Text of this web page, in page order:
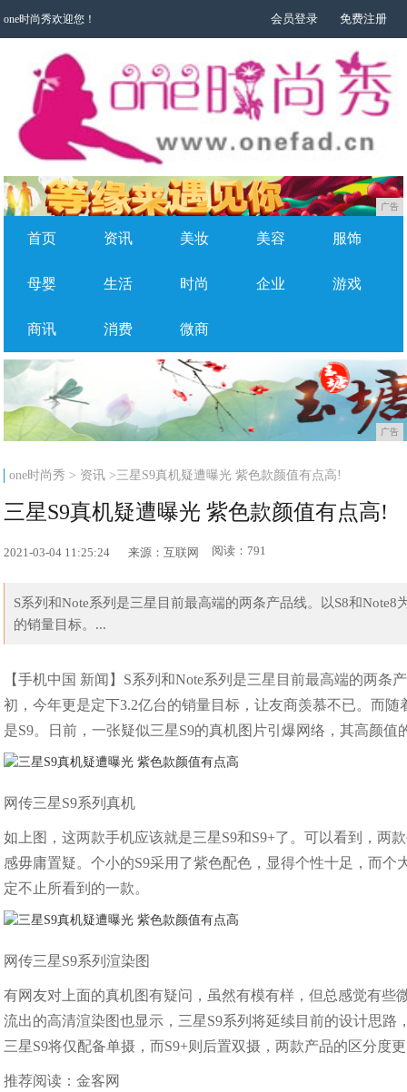
one时尚秀欢迎您！ 会员登录 免费注册
广告
首页 资讯 美妆 美容 服饰
母婴 生活 时尚 企业 游戏
商讯 消费 微商
广告
one时尚秀 > 资讯 >三星S9真机疑遭曝光 紫色款颜值有点高!
三星S9真机疑遭曝光 紫色款颜值有点高!
2021-03-04 11:25:24 来源：互联网 阅读：791
S系列和Note系列是三星目前最高端的两条产品线。以S8和
的销量目标。...
【手机中国 新闻】S系列和Note系列是三星目前最高端的两
初，今年更是定下3.2亿台的销量目标，让友商羡慕不已。而
是S9。日前，一张疑似三星S9的真机图片引爆网络，其高颜
网传三星S9系列真机
如上图，这两款手机应该就是三星S9和S9+了。可以看到，两
感毋庸置疑。个小的S9采用了紫色配色，显得个性十足，而
定不止所看到的一款。
网传三星S9系列渲染图
有网友对上面的真机图有疑问，虽然有模有样，但总感觉有些
流出的高清渲染图也显示，三星S9系列将延续目前的设计思
三星S9将仅配备单摄，而S9+则后置双摄，两款产品的区分度
推荐阅读：金客网